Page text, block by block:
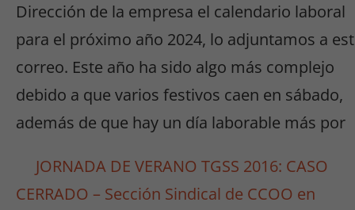
Dirección de la empresa el calendario laboral
para el próximo año 2024, lo adjuntamos a
correo. Este año ha sido algo más complejo
debido a que varios festivos caen en sábado,
además de que hay un día laborable más por
JORNADA DE VERANO TGSS 2016: CASO
CERRADO – Sección Sindical de CCOO en